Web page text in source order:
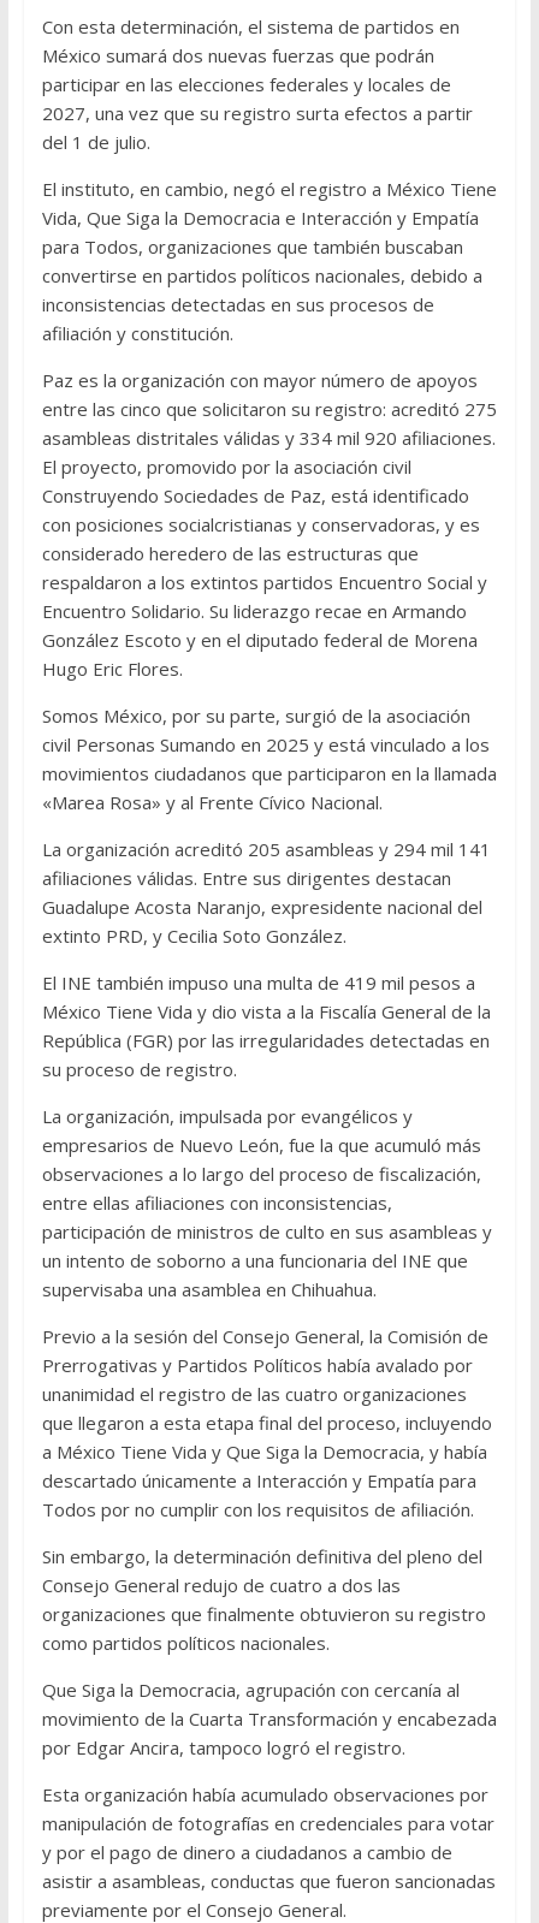
Con esta determinación, el sistema de partidos en
México sumará dos nuevas fuerzas que podrán
participar en las elecciones federales y locales de
2027, una vez que su registro surta efectos a partir
del 1 de julio.
El instituto, en cambio, negó el registro a México Tiene
Vida, Que Siga la Democracia e Interacción y Empatía
para Todos, organizaciones que también buscaban
convertirse en partidos políticos nacionales, debido a
inconsistencias detectadas en sus procesos de
afiliación y constitución.
Paz es la organización con mayor número de apoyos
entre las cinco que solicitaron su registro: acreditó 275
asambleas distritales válidas y 334 mil 920 afiliaciones.
El proyecto, promovido por la asociación civil
Construyendo Sociedades de Paz, está identificado
con posiciones socialcristianas y conservadoras, y es
considerado heredero de las estructuras que
respaldaron a los extintos partidos Encuentro Social y
Encuentro Solidario. Su liderazgo recae en Armando
González Escoto y en el diputado federal de Morena
Hugo Eric Flores.
Somos México, por su parte, surgió de la asociación
civil Personas Sumando en 2025 y está vinculado a los
movimientos ciudadanos que participaron en la llamada
«Marea Rosa» y al Frente Cívico Nacional.
La organización acreditó 205 asambleas y 294 mil 141
afiliaciones válidas. Entre sus dirigentes destacan
Guadalupe Acosta Naranjo, expresidente nacional del
extinto PRD, y Cecilia Soto González.
El INE también impuso una multa de 419 mil pesos a
México Tiene Vida y dio vista a la Fiscalía General de la
República (FGR) por las irregularidades detectadas en
su proceso de registro.
La organización, impulsada por evangélicos y
empresarios de Nuevo León, fue la que acumuló más
observaciones a lo largo del proceso de fiscalización,
entre ellas afiliaciones con inconsistencias,
participación de ministros de culto en sus asambleas y
un intento de soborno a una funcionaria del INE que
supervisaba una asamblea en Chihuahua.
Previo a la sesión del Consejo General, la Comisión de
Prerrogativas y Partidos Políticos había avalado por
unanimidad el registro de las cuatro organizaciones
que llegaron a esta etapa final del proceso, incluyendo
a México Tiene Vida y Que Siga la Democracia, y había
descartado únicamente a Interacción y Empatía para
Todos por no cumplir con los requisitos de afiliación.
Sin embargo, la determinación definitiva del pleno del
Consejo General redujo de cuatro a dos las
organizaciones que finalmente obtuvieron su registro
como partidos políticos nacionales.
Que Siga la Democracia, agrupación con cercanía al
movimiento de la Cuarta Transformación y encabezada
por Edgar Ancira, tampoco logró el registro.
Esta organización había acumulado observaciones por
manipulación de fotografías en credenciales para votar
y por el pago de dinero a ciudadanos a cambio de
asistir a asambleas, conductas que fueron sancionadas
previamente por el Consejo General.